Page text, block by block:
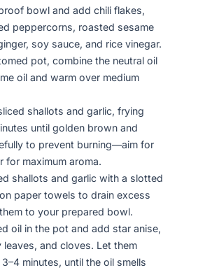
bowl and add chili flakes,
peppercorns, roasted sesame
soy sauce, and rice vinegar.
pot, combine the neutral oil
oil and warm over medium
shallots and garlic, frying
until golden brown and
to prevent burning—aim for
for maximum aroma.
shallots and garlic with a slotted
paper towels to drain excess
to your prepared bowl.
oil in the pot and add star anise,
and cloves. Let them
minutes, until the oil smells